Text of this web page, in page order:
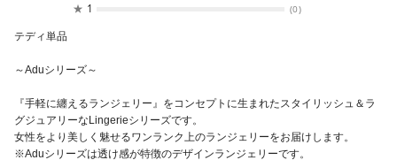
★ 1 (0)
テディ単品
～Aduシリーズ～
『手軽に纏えるランジェリー』をコンセプトに生まれたスタイリッシュ＆ラ
グジュアリーなLingerieシリーズです。
女性をより美しく魅せるワンランク上のランジェリーをお届けします。
※Aduシリーズは透け感が特徴のデザインランジェリーです。